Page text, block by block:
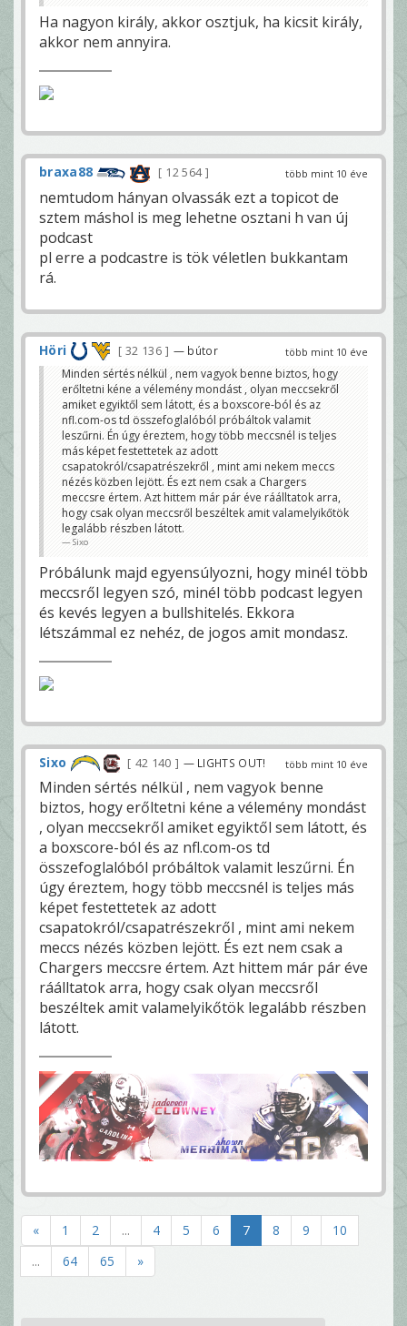
Ha nagyon király, akkor osztjuk, ha kicsit király,
akkor nem annyira.
több mint 10 éve
braxa88 12 564
nemtudom hányan olvassák ezt a topicot de
sztem máshol is meg lehetne osztani h van új
podcast
pl erre a podcastre is tök véletlen bukkantam
rá.
több mint 10 éve
Höri 32 136 — bútor
Minden sértés nélkül , nem vagyok benne biztos, hogy
erőltetni kéne a vélemény mondást , olyan meccsekről
amiket egyiktől sem látott, és a boxscore-ból és az
nfl.com-os td összefoglalóból próbáltok valamit
leszűrni. Én úgy éreztem, hogy több meccsnél is teljes
más képet festettetek az adott
csapatokról/csapatrészekről , mint ami nekem meccs
nézés közben lejött. És ezt nem csak a Chargers
meccsre értem. Azt hittem már pár éve ráálltatok arra,
hogy csak olyan meccsről beszéltek amit valamelyikőtök
legalább részben látott.
Sixo
Próbálunk majd egyensúlyozni, hogy minél több
meccsről legyen szó, minél több podcast legyen
és kevés legyen a bullshitelés. Ekkora
létszámmal ez nehéz, de jogos amit mondasz.
több mint 10 éve
Sixo 42 140 — LIGHTS OUT!
Minden sértés nélkül , nem vagyok benne
biztos, hogy erőltetni kéne a vélemény mondást
, olyan meccsekről amiket egyiktől sem látott, és
a boxscore-ból és az nfl.com-os td
összefoglalóból próbáltok valamit leszűrni. Én
úgy éreztem, hogy több meccsnél is teljes más
képet festettetek az adott
csapatokról/csapatrészekről , mint ami nekem
meccs nézés közben lejött. És ezt nem csak a
Chargers meccsre értem. Azt hittem már pár éve
ráálltatok arra, hogy csak olyan meccsről
beszéltek amit valamelyikőtök legalább részben
látott.
« 1 2 ... 4 5 6 7 8 9
10
...
64 65 »